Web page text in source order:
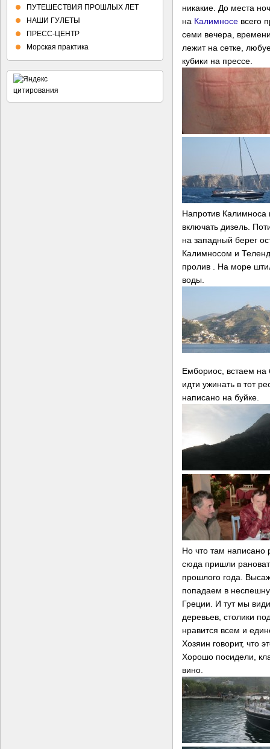
никакие. До места
на Калимносе всего
семи вечера,
лежит на сетке,
кубики на прессе.
Напротив Калимноса
включать дизель.
на западный берег
Калимносом и
пролив . На море
воды.
Ембориос, встаем на
идти ужинать в тот
написано на буйке.
Но что там написано
сюда пришли
прошлого года.
попадаем в
Греции. И тут мы
деревьев, столики
нравится всем и
Хозяин говорит, что
Хорошо посидели,
вино.
ПУТЕШЕСТВИЯ ПРОШЛЫХ ЛЕТ
НАШИ ГУЛЕТЫ
ПРЕСС-ЦЕНТР
Морская практика